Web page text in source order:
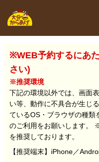
※WEB予約するにあ
さい)
※推奨環境
下記の環境以外では、画面
い等、動作に不具合が生じ
ているOS・ブラウザの種類
のご利用をお願いします。
を推奨しております。
【推奨端末】iPhone／